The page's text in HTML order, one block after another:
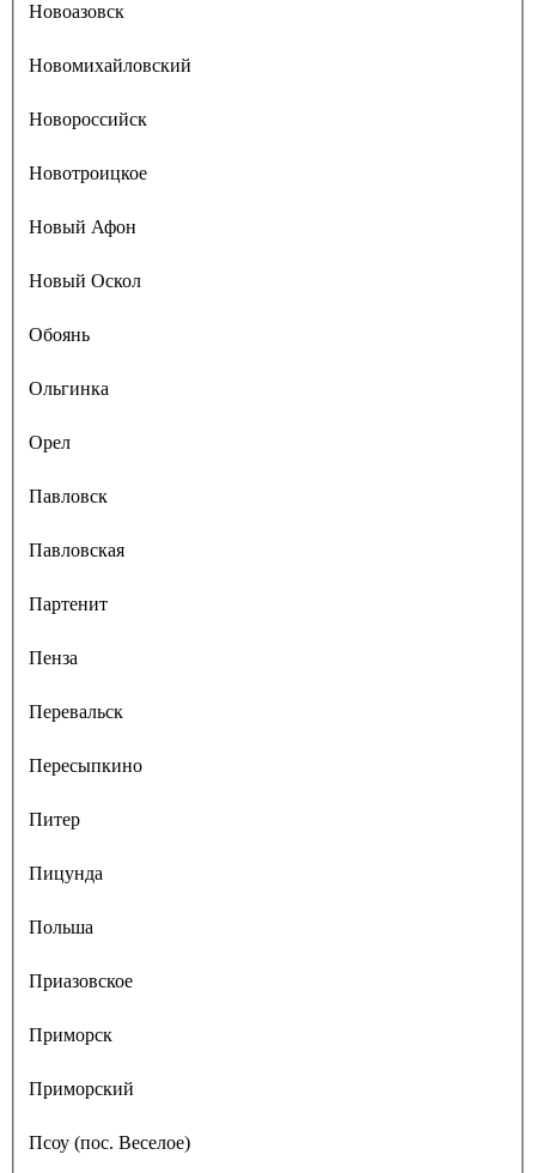
Новоазовск
Новомихайловский
Новороссийск
Новотроицкое
Новый Афон
Новый Оскол
Обоянь
Ольгинка
Орел
Павловск
Павловская
Партенит
Пенза
Перевальск
Пересыпкино
Питер
Пицунда
Польша
Приазовское
Приморск
Приморский
Псоу (пос. Веселое)